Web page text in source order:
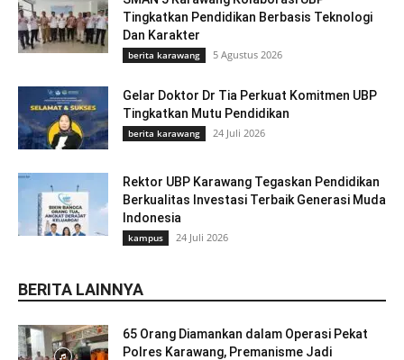
Tingkatkan Pendidikan Berbasis Teknologi
Dan Karakter
berita karawang 5 Agustus 2026
Gelar Doktor Dr Tia Perkuat Komitmen UBP
Tingkatkan Mutu Pendidikan
berita karawang 24 Juli 2026
Rektor UBP Karawang Tegaskan Pendidikan
Berkualitas Investasi Terbaik Generasi Muda
Indonesia
kampus 24 Juli 2026
BERITA LAINNYA
65 Orang Diamankan dalam Operasi Pekat
Polres Karawang, Premanisme Jadi